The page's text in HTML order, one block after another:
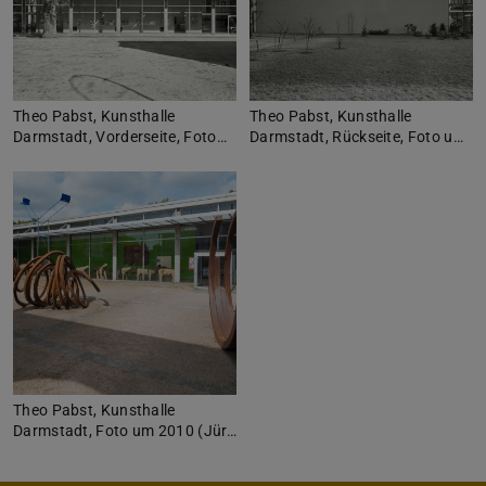
Theo Pabst, Kunsthalle
Darmstadt, Vorderseite, Foto…
Theo Pabst, Kunsthalle
Darmstadt, Rückseite, Foto u…
Theo Pabst, Kunsthalle
Darmstadt, Foto um 2010 (Jür…